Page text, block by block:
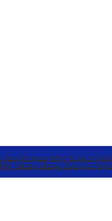
Kian MenguatAWPI Serukan
Tubaba Diduga Gelapkan